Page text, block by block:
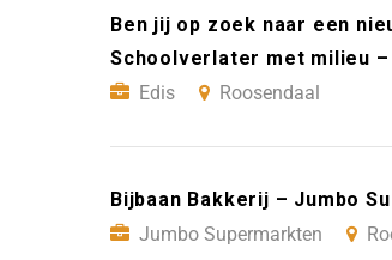
Ben jij op zoek naar een
Schoolverlater met milieu –
Edis
Roosendaal
Bijbaan Bakkerij – Jumbo
Jumbo Supermarkten